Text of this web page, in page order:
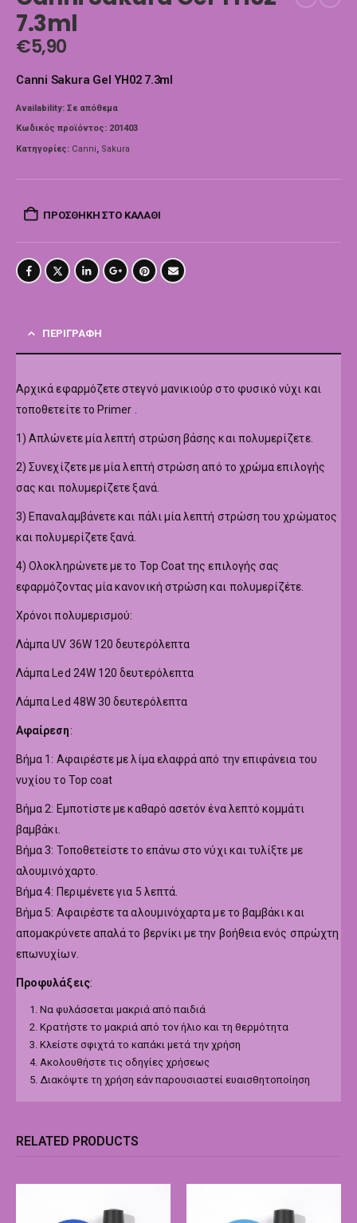
7.3ml
€5,90
Canni Sakura Gel YH02 7.3ml
Availability: Σε απόθεμα
Κωδικός προϊόντος: 201403
Κατηγορίες: Canni, Sakura
ΠΡΟΣΘΉΚΗ ΣΤΟ ΚΑΛΆΘΙ
ΠΕΡΙΓΡΑΦΉ
Αρχικά εφαρμόζετε στεγνό μανικιούρ στο φυσικό νύχι και
τοποθετείτε το Primer .
1) Απλώνετε μία λεπτή στρώση βάσης και πολυμερίζετε.
2) Συνεχίζετε με μία λεπτή στρώση από το χρώμα επιλογής
σας και πολυμερίζετε ξανά.
3) Επαναλαμβάνετε και πάλι μία λεπτή στρώση του χρώματος
και πολυμερίζετε ξανά.
4) Ολοκληρώνετε με το Top Coat της επιλογής σας
εφαρμόζοντας μία κανονική στρώση και πολυμερίζέτε.
Χρόνοι πολυμερισμού:
Λάμπα UV 36W 120 δευτερόλεπτα
Λάμπα Led 24W 120 δευτερόλεπτα
Λάμπα Led 48W 30 δευτερόλεπτα
Αφαίρεση:
Βήμα 1: Αφαιρέστε με λίμα ελαφρά από την επιφάνεια του
νυχίου το Top coat
Βήμα 2: Εμποτίστε με καθαρό ασετόν ένα λεπτό κομμάτι
βαμβάκι.
Βήμα 3: Τοποθετείστε το επάνω στο νύχι και τυλίξτε με
αλουμινόχαρτο.
Βήμα 4: Περιμένετε για 5 λεπτά.
Βήμα 5: Αφαιρέστε τα αλουμινόχαρτα με το βαμβάκι και
απομακρύνετε απαλά το βερνίκι με την βοήθεια ενός σπρώχτη
επωνυχίων.
Προφυλάξεις:
Να φυλάσσεται μακριά από παιδιά
Κρατήστε το μακριά από τον ήλιο και τη θερμότητα
Κλείστε σφιχτά το καπάκι μετά την χρήση
Ακολουθήστε τις οδηγίες χρήσεως
Διακόψτε τη χρήση εάν παρουσιαστεί ευαισθητοποίηση
RELATED PRODUCTS